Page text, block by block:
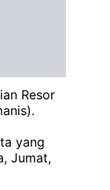
Resor
yang
Jumat,